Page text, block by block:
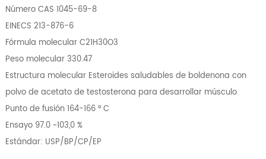
Número CAS 1045-69-8
EINECS 213-876-6
Fórmula molecular C21H30O3
Peso molecular 330.47
Estructura molecular Esteroides saludables de boldenona con
polvo de acetato de testosterona para desarrollar músculo
Punto de fusión 164-166 ° C
Ensayo 97.0 ~103,0 %
Estándar: USP/BP/CP/EP